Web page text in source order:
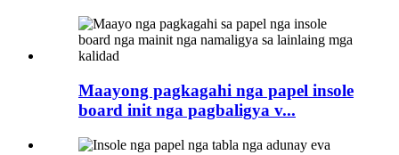
Maayong pagkagahi nga papel insole
board init nga pagbaligya v...